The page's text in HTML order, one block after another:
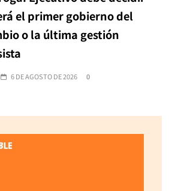
el primer gobierno del
o la última gestión
6 DE AGOSTO DE 2026 0